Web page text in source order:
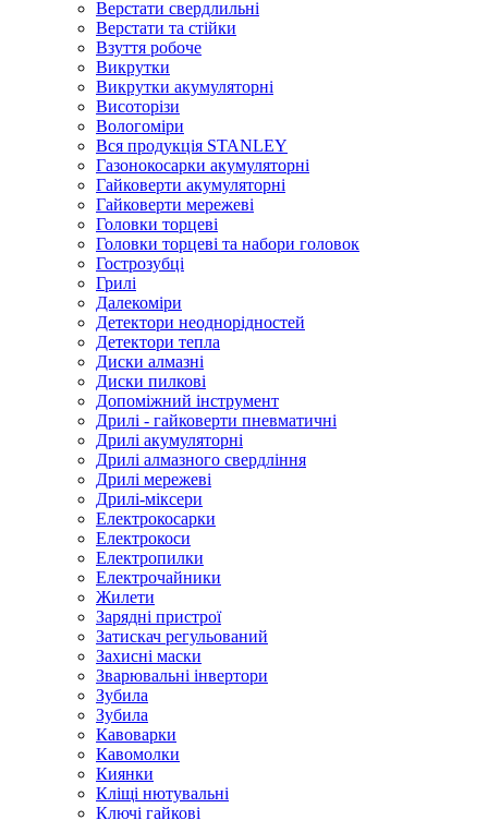
Верстати свердлильні
Верстати та стійки
Взуття робоче
Викрутки
Викрутки акумуляторні
Висоторізи
Вологоміри
Вся продукція STANLEY
Газонокосарки акумуляторні
Гайковерти акумуляторні
Гайковерти мережеві
Головки торцеві
Головки торцеві та набори головок
Гострозубці
Грилі
Далекоміри
Детектори неоднорідностей
Детектори тепла
Диски алмазні
Диски пилкові
Допоміжний інструмент
Дрилі - гайковерти пневматичні
Дрилі акумуляторні
Дрилі алмазного свердління
Дрилі мережеві
Дрилі-міксери
Електрокосарки
Електрокоси
Електропилки
Електрочайники
Жилети
Зарядні пристрої
Затискач регульований
Захисні маски
Зварювальні інвертори
Зубила
Зубила
Кавоварки
Кавомолки
Киянки
Кліщі нютувальні
Ключі гайкові